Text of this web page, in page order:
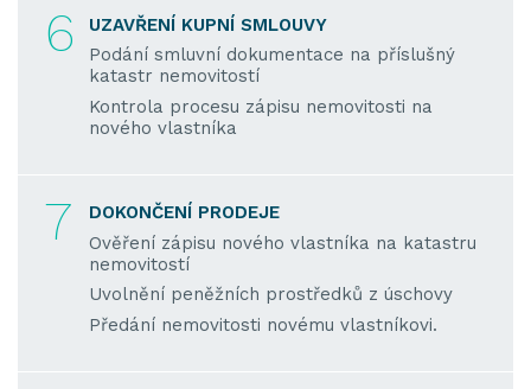
6
UZAVŘENÍ KUPNÍ SMLOUVY
Podání smluvní dokumentace na příslušný
katastr nemovitostí
Kontrola procesu zápisu nemovitosti na
nového vlastníka
7
DOKONČENÍ PRODEJE
Ověření zápisu nového vlastníka na katastru
nemovitostí
Uvolnění peněžních prostředků z úschovy
Předání nemovitosti novému vlastníkovi.